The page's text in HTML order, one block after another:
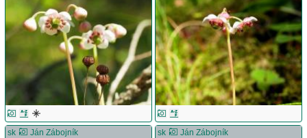
sk
Ján Zábojník
sk
Ján Zábojník